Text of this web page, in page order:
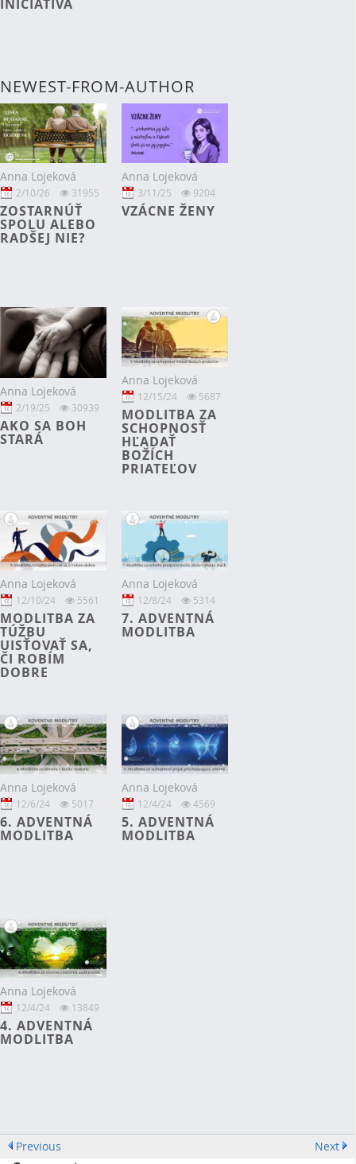
INICIATÍVA
NEWEST-FROM-AUTHOR
Anna Lojeková
2/10/26 31955
ZOSTARNÚŤ
SPOLU ALEBO
RADŠEJ NIE?
Anna Lojeková
3/11/25 9204
VZÁCNE ŽENY
Anna Lojeková
2/19/25 30939
AKO SA BOH
STARÁ
Anna Lojeková
12/15/24 5687
MODLITBA ZA
SCHOPNOSŤ
HĽADAŤ
BOŽÍCH
PRIATEĽOV
Anna Lojeková
12/10/24 5561
MODLITBA ZA
TÚŽBU
UISŤOVAŤ SA,
ČI ROBÍM
DOBRE
Anna Lojeková
12/8/24 5314
7. ADVENTNÁ
MODLITBA
Anna Lojeková
12/6/24 5017
6. ADVENTNÁ
MODLITBA
Anna Lojeková
12/4/24 4569
5. ADVENTNÁ
MODLITBA
Anna Lojeková
12/4/24 13849
4. ADVENTNÁ
MODLITBA
Previous Next